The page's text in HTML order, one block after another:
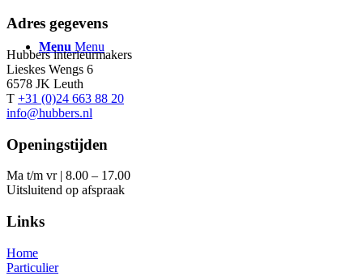
Menu Menu
Adres gegevens
Hubbers interieurmakers
Lieskes Wengs 6
6578 JK Leuth
T +31 (0)24 663 88 20
info@hubbers.nl
Openingstijden
Ma t/m vr | 8.00 – 17.00
Uitsluitend op afspraak
Links
Home
Particulier